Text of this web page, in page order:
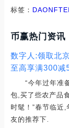
标签： DAONFT
币赢热门资讯
数字人:领取北
至高享满300减
“今年过年准备
包,买了些农产品
时髦！”春节临近
友的推荐下.